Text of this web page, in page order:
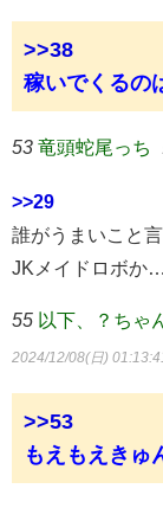
>>38
稼いでくるの
53 竜頭蛇尾っち
>>29
誰がうまいこと
JKメイドロボか
55 以下、？ちゃ
2024/12/08(日)
>>53
もえもえきゅ